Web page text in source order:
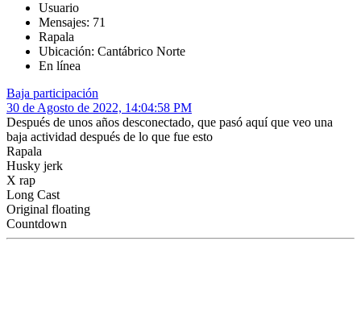
Usuario
Mensajes: 71
Rapala
Ubicación: Cantábrico Norte
En línea
Baja participación
30 de Agosto de 2022, 14:04:58 PM
Después de unos años desconectado, que pasó aquí que veo una
baja actividad después de lo que fue esto
Rapala
Husky jerk
X rap
Long Cast
Original floating
Countdown